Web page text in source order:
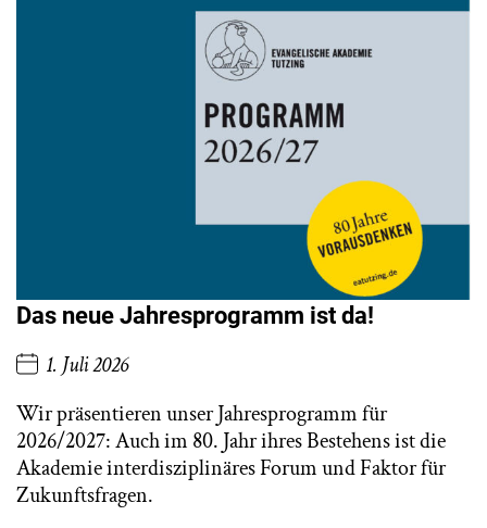
Das neue Jahresprogramm ist da!
1. Juli 2026
Wir präsentieren unser Jahresprogramm für
2026/2027: Auch im 80. Jahr ihres Bestehens ist die
Akademie interdisziplinäres Forum und Faktor für
Zukunftsfragen.